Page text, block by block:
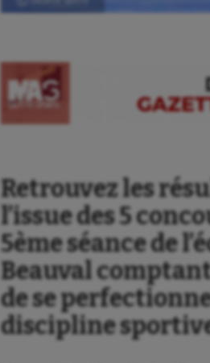
Retrouvez les
l’issue des 5
5ème séance de
Beauval
de se
discipline